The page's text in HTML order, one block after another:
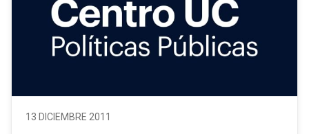
13 DICIEMBRE 2011